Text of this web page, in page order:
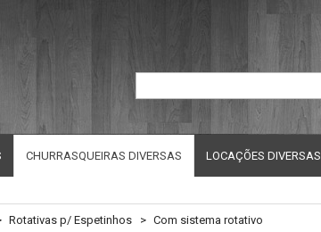
CHURRASQUEIRAS DIVERSAS LOCAÇÕES DIVERSAS
Rotativas p/ Espetinhos > Com sistema rotativo